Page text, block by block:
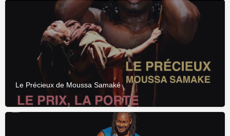
Le Précieux de Moussa Samaké